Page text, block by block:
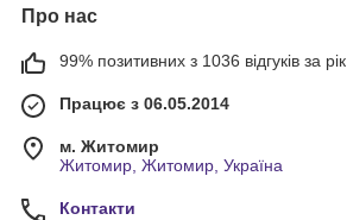
Про нас
99% позитивних з 1036 відгуків за рік
Працює з 06.05.2014
м. Житомир
Житомир, Житомир, Україна
Контакти